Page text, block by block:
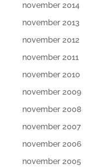
november 2014
november 2013
november 2012
november 2011
november 2010
november 2009
november 2008
november 2007
november 2006
november 2005